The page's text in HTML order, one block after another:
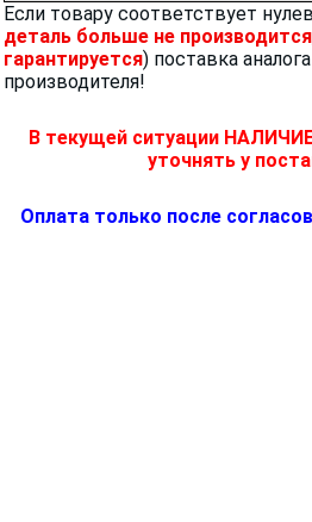
Если товару соответствует
деталь больше не производится
гарантируется) поставка
производителя!
В текущей ситуации
уточнять у
Оплата только после